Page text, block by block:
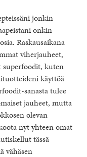
jonkin
onkin
Raskausaikana
viherjauheet,
superfoodit, kuten
käyttöä
sanasta tulee
jauheet, mutta
olevan
nyt yhteen omat
tässä
vähäsen